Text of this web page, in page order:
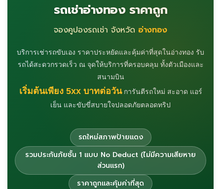
รถเช่าอ่างทอง ราคาถูก
จองคูปองรถเช่า จังหวัด อ่างทอง
บริการเช่ารถขับเอง ราคาประหยัดและคุ้มค่าที่สุดในอ่างทอง รับ
รถได้สะดวกรวดเร็ว ณ จุดให้บริการที่ครอบคลุม ทั้งตัวเมืองและ
สนามบิน
เริ่มต้นเพียง 5xx บาทต่อวันการันตีรถใหม่ สะอาด แอร์
เย็น และขับขี่สบายใจปลอดภัยตลอดทริป
รถใหม่สภาพป้ายแดง
รวมประกันภัยชั้น 1 แบบ No Deduct (ไม่มีความเสียหาย
ส่วนแรก)
ราคาถูกและคุ้มค่าที่สุด